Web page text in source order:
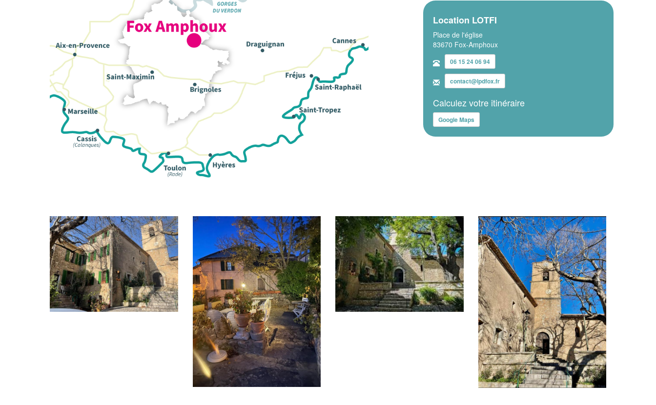
Location LOTFI
Place de l'église
83670 Fox-Amphoux
06 15 24 06 94
contact@lpdfox.fr
Calculez votre itinéraire
Google Maps